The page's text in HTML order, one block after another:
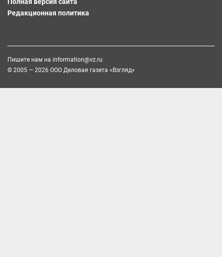
Редакционная политика
Пишите нам на information@vz.ru
© 2005 — 2026 ООО Деловая газета «Взгляд»